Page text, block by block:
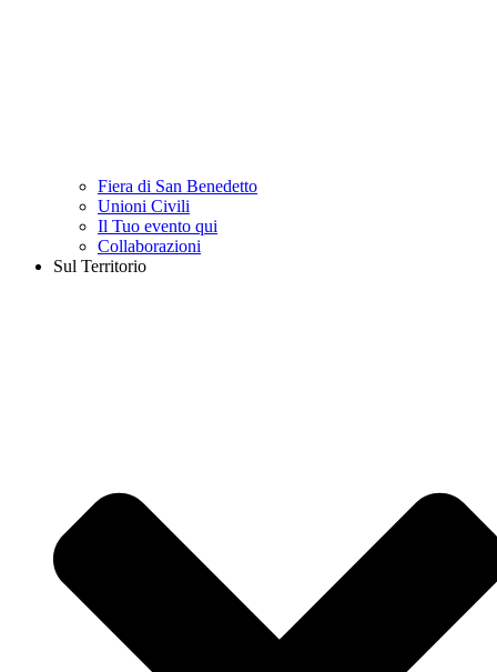
Fiera di San Benedetto
Unioni Civili
Il Tuo evento qui
Collaborazioni
Sul Territorio